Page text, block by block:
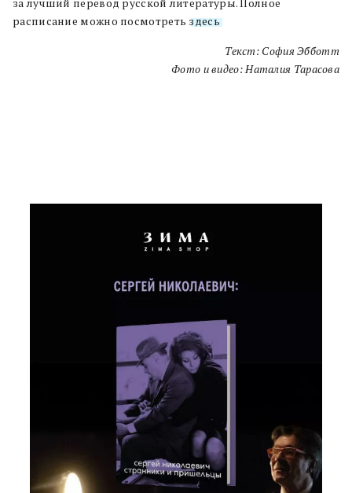
за лучший перевод русской литературы. Полное
расписание можно посмотреть здесь.
Текст: София Эбботт
Фото и видео: Наталия Тарасова